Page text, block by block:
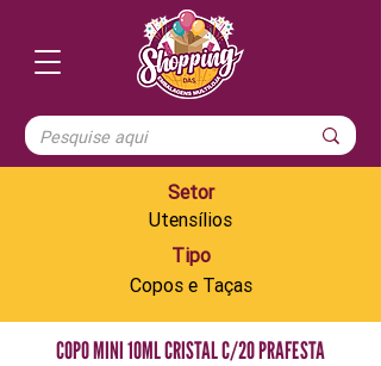
Setor
Utensílios
Tipo
Copos e Taças
COPO MINI 10ML CRISTAL C/20 PRAFESTA